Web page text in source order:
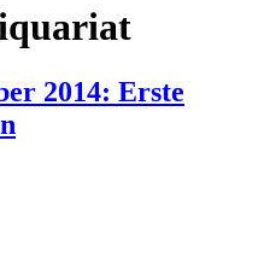
2014: Erste